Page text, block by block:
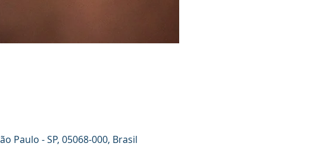
Paulo - SP, 05068-000, Brasil